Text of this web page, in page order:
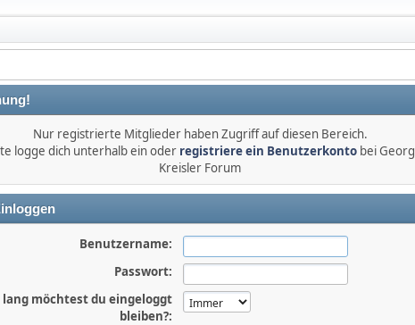
Nur registrierte Mitglieder haben Zugriff auf diesen Bereich.
logge dich unterhalb ein oder registriere ein Benutzerkonto bei Georg
Kreisler Forum
Benutzername:
Passwort:
lang möchtest du eingeloggt
bleiben?: